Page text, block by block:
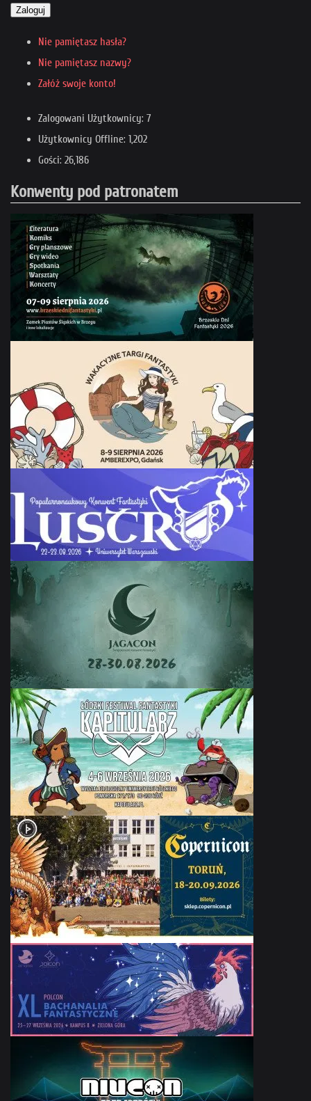
Zaloguj
Nie pamiętasz hasła?
Nie pamiętasz nazwy?
Załóż swoje konto!
Zalogowani Użytkownicy: 7
Użytkownicy Offline: 1,202
Gości: 26,186
Konwenty pod patronatem